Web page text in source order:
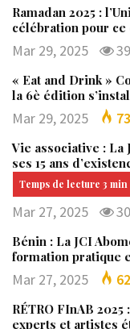
Ramadan 2025 :
célébration pour
Mar 29, 2025
« Eat and Drink »
la 6è édition
Mar 29, 2025
Vie associative :
ses 15 ans
Mar 27, 2025
Bénin : La JCI
formation pratique
Mar 27, 2025
RÉTRO FInAB
experts et artistes